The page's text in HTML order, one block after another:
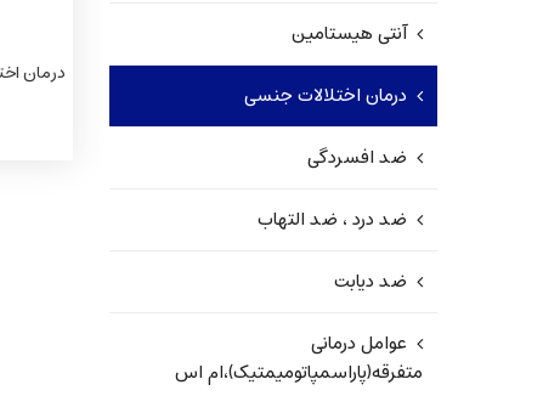
درمان
آنتی هيستامين
درمان اختلالات جنسی
ضد افسردگی
ضد درد ، ضد التهاب
ضد دیابت
عوامل درمانی
متفرقه(پاراسمپاتومیمتیک)،ام اس